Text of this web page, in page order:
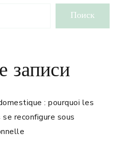
Поиск
записи
: pourquoi les
reconfigure sous